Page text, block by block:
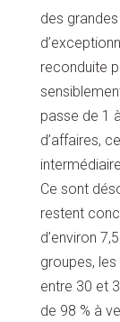
des grandes
reconduite
passe de 1
d’affaires,
Ce sont
restent
d’environ
groupes,
entre 30 et
de 98 % à